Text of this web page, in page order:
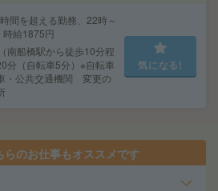
間を超える勤務、22時～
時給1875円
南船橋駅から徒歩10分程
分（自転車5分）※自転車
・公共交通機関 変更の
気になる!
らのお仕事もオススメです